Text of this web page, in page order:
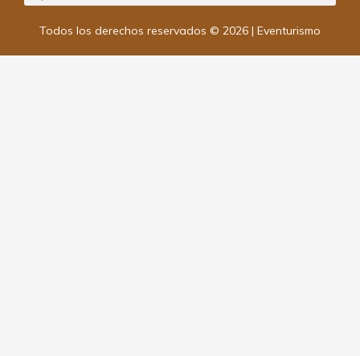
Todos los derechos reservados © 2026 | Eventurismo